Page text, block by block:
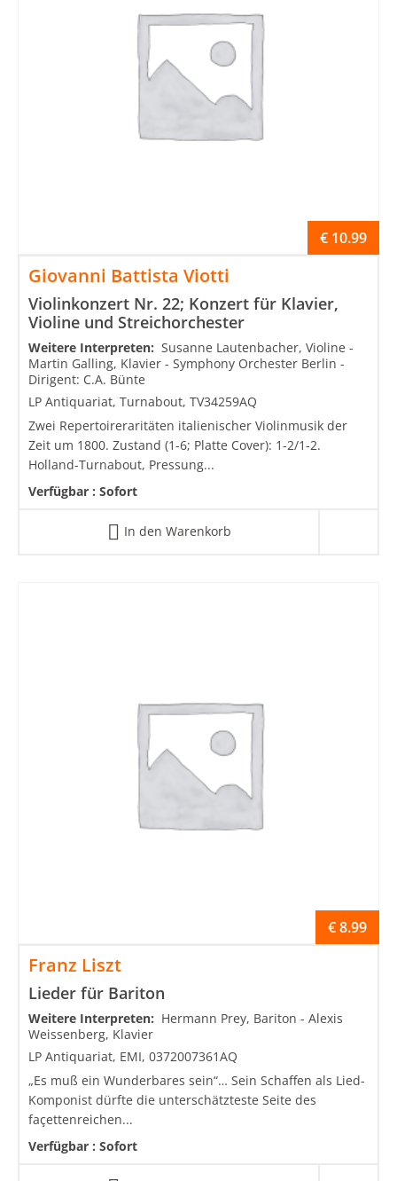
Giovanni Battista Viotti
Violinkonzert Nr. 22; Konzert für Klavier,
Violine und Streichorchester
€ 10.99
Weitere Interpreten: Susanne Lautenbacher, Violine -
Martin Galling, Klavier - Symphony Orchester Berlin -
Dirigent: C.A. Bünte
LP Antiquariat, Turnabout, TV34259AQ
Zwei Repertoireraritäten italienischer Violinmusik der
Zeit um 1800. Zustand (1-6; Platte Cover): 1-2/1-2.
Holland-Turnabout, Pressung...
Verfügbar : Sofort
In den Warenkorb
Franz Liszt
Lieder für Bariton
€8.99
Weitere Interpreten: Hermann Prey, Bariton - Alexis
Weissenberg, Klavier
LP Antiquariat, EMI, 0372007361AQ
„Es muß ein Wunderbares sein“… Sein Schaffen als Lied-
Komponist dürfte die unterschätzteste Seite des
façettenreichen...
Verfügbar : Sofort